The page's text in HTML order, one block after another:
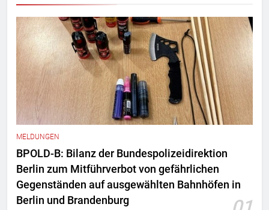
MELDUNGEN
BPOLD-B: Bilanz der Bundespolizeidirektion
Berlin zum Mitführverbot von gefährlichen
Gegenständen auf ausgewählten Bahnhöfen in
Berlin und Brandenburg